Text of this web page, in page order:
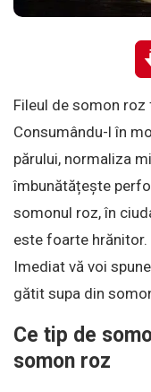
Fileul de somon
Consumându-l în
părului, normaliza
îmbunătățește
somonul roz, în
este foarte hrănitor.
Imediat vă voi
gătit supa din
Ce tip de
somon roz